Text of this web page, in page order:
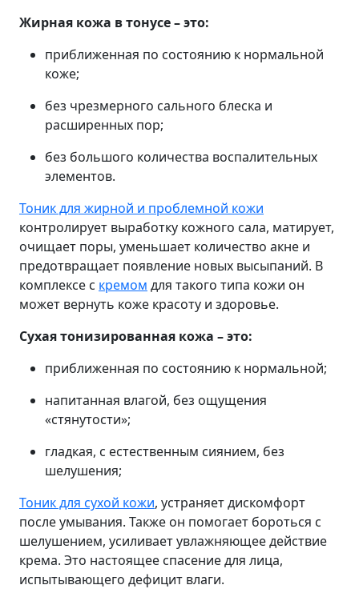
Жирная кожа в тонусе – это:
приближенная по состоянию к нормальной
коже;
без чрезмерного сального блеска и
расширенных пор;
без большого количества воспалительных
элементов.
Тоник для жирной и проблемной кожи
контролирует выработку кожного сала, матирует,
очищает поры, уменьшает количество акне и
предотвращает появление новых высыпаний. В
комплексе с кремом для такого типа кожи он
может вернуть коже красоту и здоровье.
Сухая тонизированная кожа – это:
приближенная по состоянию к нормальной;
напитанная влагой, без ощущения
«стянутости»;
гладкая, с естественным сиянием, без
шелушения;
Тоник для сухой кожи, устраняет дискомфорт
после умывания. Также он помогает бороться с
шелушением, усиливает увлажняющее действие
крема. Это настоящее спасение для лица,
испытывающего дефицит влаги.